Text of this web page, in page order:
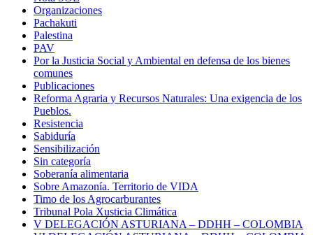
Organizaciones
Pachakuti
Palestina
PAV
Por la Justicia Social y Ambiental en defensa de los bienes
comunes
Publicaciones
Reforma Agraria y Recursos Naturales: Una exigencia de los
Pueblos.
Resistencia
Sabiduría
Sensibilización
Sin categoría
Soberanía alimentaria
Sobre Amazonía. Territorio de VIDA
Timo de los Agrocarburantes
Tribunal Pola Xusticia Climática
V DELEGACIÓN ASTURIANA – DDHH – COLOMBIA